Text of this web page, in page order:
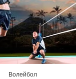
Волейбол